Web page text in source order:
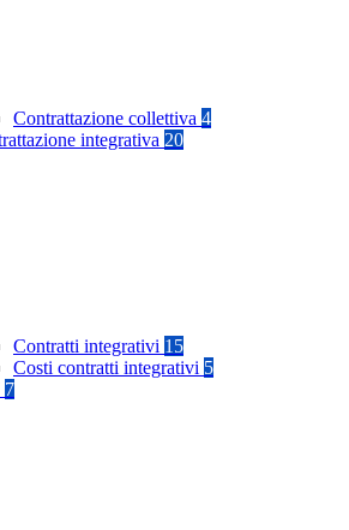
Contrattazione collettiva 4
integrativa 20
Contratti integrativi 15
Costi contratti integrativi 5
7